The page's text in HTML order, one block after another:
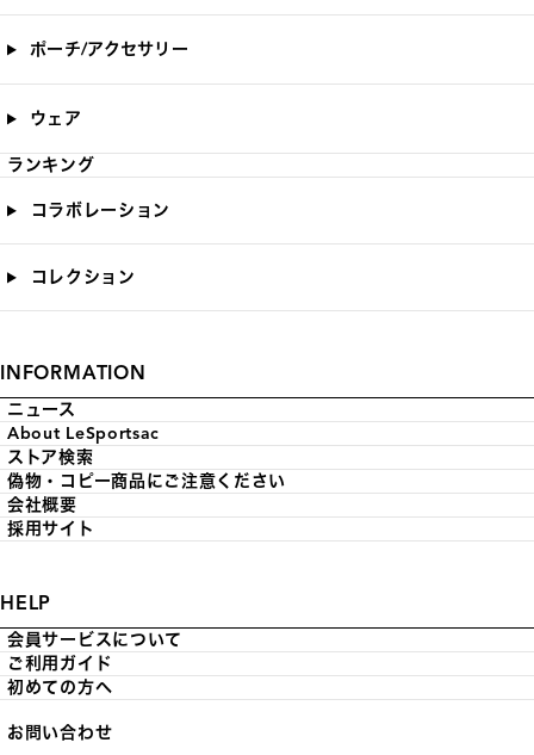
ポーチ/アクセサリー
ウェア
ランキング
コラボレーション
コレクション
INFORMATION
ニュース
About LeSportsac
ストア検索
偽物・コピー商品にご注意ください
会社概要
採用サイト
HELP
会員サービスについて
ご利用ガイド
初めての方へ
お問い合わせ